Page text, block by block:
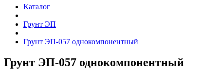
Каталог
Грунт ЭП
Грунт ЭП-057 однокомпонентный
Грунт ЭП-057 однокомпонентный